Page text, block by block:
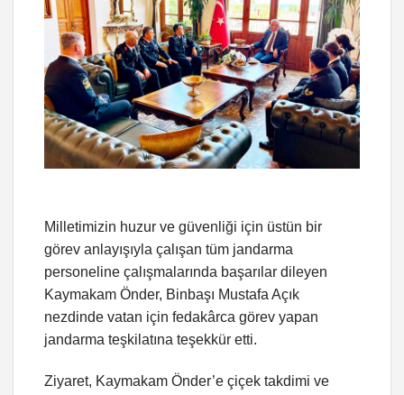
Milletimizin huzur ve güvenliği için üstün bir
görev anlayışıyla çalışan tüm jandarma
personeline çalışmalarında başarılar dileyen
Kaymakam Önder, Binbaşı Mustafa Açık
nezdinde vatan için fedakârca görev yapan
jandarma teşkilatına teşekkür etti.
Ziyaret, Kaymakam Önder’e çiçek takdimi ve